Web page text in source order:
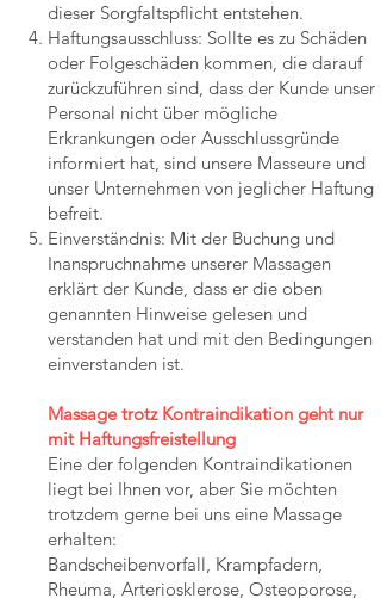
dieser Sorgfaltspflicht entstehen.
Haftungsausschluss: Sollte es zu Schäden
oder Folgeschäden kommen, die darauf
zurückzuführen sind, dass der Kunde unser
Personal nicht über mögliche
Erkrankungen oder Ausschlussgründe
informiert hat, sind unsere Masseure und
unser Unternehmen von jeglicher Haftung
befreit.
Einverständnis: Mit der Buchung und
Inanspruchnahme unserer Massagen
erklärt der Kunde, dass er die oben
genannten Hinweise gelesen und
verstanden hat und mit den Bedingungen
einverstanden ist.
Massage trotz Kontraindikation geht nur
mit Haftungsfreistellung
Eine der folgenden Kontraindikationen
liegt bei Ihnen vor, aber Sie möchten
trotzdem gerne bei uns eine Massage
erhalten:
Bandscheibenvorfall, Krampfadern,
Rheuma, Arteriosklerose, Osteoporose,